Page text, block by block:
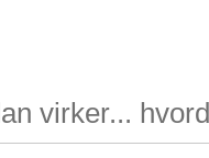
virker...